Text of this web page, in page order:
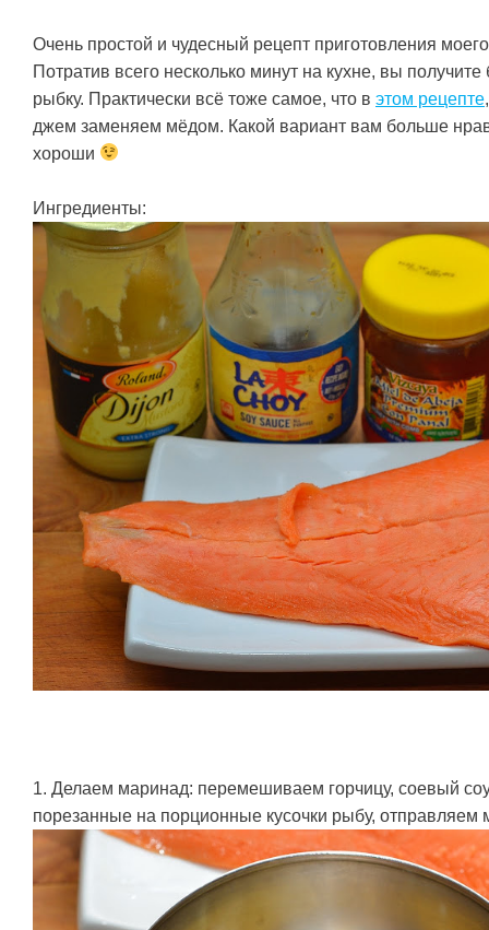
Очень простой и чудесный рецепт приготовления
Потратив всего несколько минут на кухне, вы
рыбку. Практически всё тоже самое, что в этом рецепте
джем заменяем мёдом. Какой вариант вам больше
хороши
Ингредиенты:
1. Делаем маринад: перемешиваем горчицу, соевый
порезанные на порционные кусочки рыбу, отправляем